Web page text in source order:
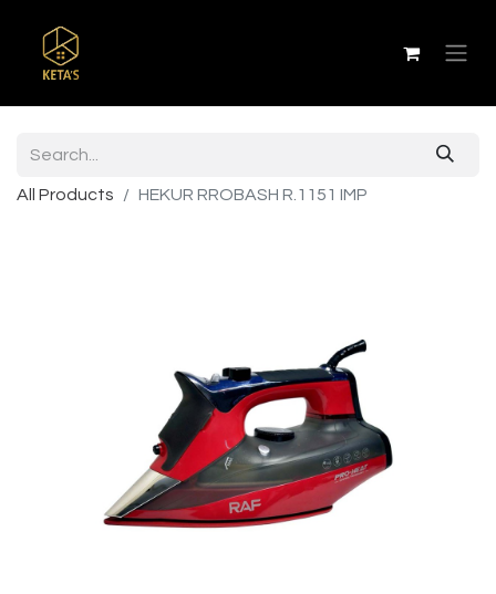
All Products HEKUR RROBASH R.1151 IMP